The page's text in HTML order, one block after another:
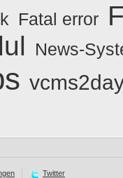
Fatal error
News-
Twitter